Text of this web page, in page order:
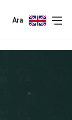
Ara